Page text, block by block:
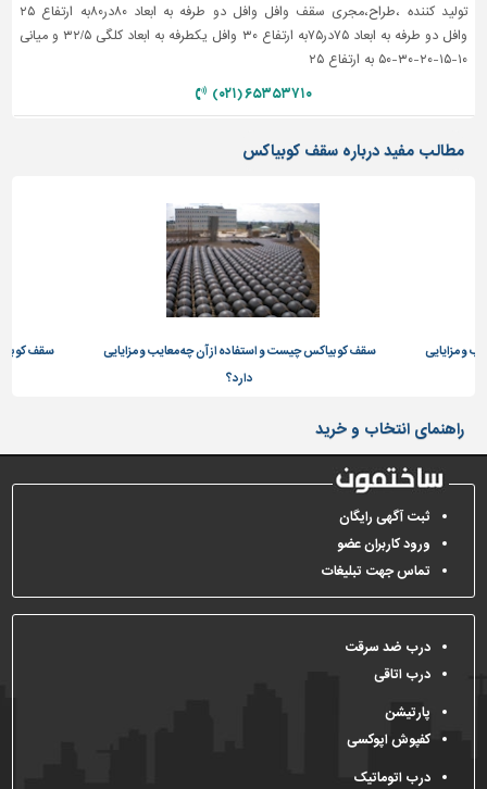
و
ماشین
آلات
برقی،روشنایی،ایمنی
محوطه
سازی
ساختمان
ترافیک
و
سازه
سایر
تولید کننده ،طراح،مجری سقف وافل وافل دو طرفه به ابعاد ۸۰در۸۰به ارتفاع ۲۵
وافل دو طرفه به ابعاد ۷۵در۷۵به ارتفاع ۳۰ وافل یکطرفه به ابعاد کلگی ۳۲/۵ و میانی
۱۰-۱۵-۲۰-۳۰-۵۰ به ارتفاع ۲۵
۶۵۳۵۳۷۱۰ (۰۲۱)
مطالب مفید درباره سقف کوبیاکس
و مزایایی
سقف کوبیاکس چیست و استفاده از آن چه معایب و مزایایی
دارد؟
سقف
راهنمای انتخاب و خرید
ثبت آگهی رایگان
ورود کاربران عضو
تماس جهت تبلیغات
درب ضد سرقت
درب اتاقی
پارتیشن
کفپوش اپوکسی
درب اتوماتیک